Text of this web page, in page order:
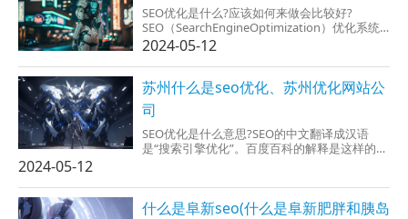
SEO优化是什么?应该如何来做会比较好?
SEO（SearchEngineOptimization）优化系统
是指对网站结构、内容和链接等方面的调整，
增加网站在搜索引擎中的排名，最终达到完成
任务一些价值价格流量...
2024-05-12
苏州什么是seo优化、苏州优化网站公
司
SEO优化是什么意思?SEO的中文翻译成汉语
是“搜索引擎优化”。百度百科的解释是这样的：
比如网站站外推广、网站品牌建设等，使网站...
2024-05-12
什么是阜新seo(什么是阜新肥胖和胰岛